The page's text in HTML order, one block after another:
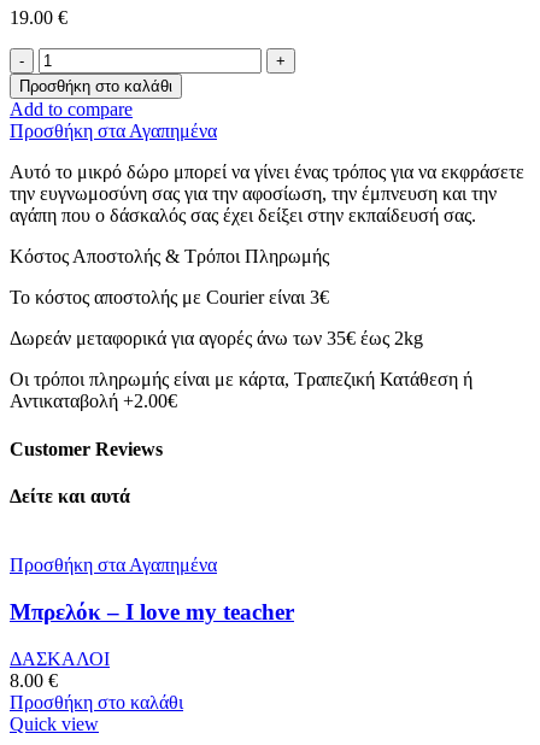
19.00 €
Διακοσμητικό
Σταντ
-Βιβλίο-
ποσότητα
Προσθήκη στο καλάθι
Add to compare
Προσθήκη στα Αγαπημένα
Αυτό το μικρό δώρο μπορεί να γίνει ένας τρόπος για να εκφράσετε
την ευγνωμοσύνη σας για την αφοσίωση, την έμπνευση και την
αγάπη που ο δάσκαλός σας έχει δείξει στην εκπαίδευσή σας.
Κόστος Αποστολής & Τρόποι Πληρωμής
Το κόστος αποστολής με Courier είναι 3€
Δωρεάν μεταφορικά για αγορές άνω των 35€ έως 2kg
Οι τρόποι πληρωμής είναι με κάρτα, Τραπεζική Κατάθεση ή
Αντικαταβολή +2.00€
Customer Reviews
Δείτε και αυτά
Προσθήκη στα Αγαπημένα
Μπρελόκ – I love my teacher
ΔΑΣΚΑΛΟΙ
8.00 €
Προσθήκη στο καλάθι
Quick view